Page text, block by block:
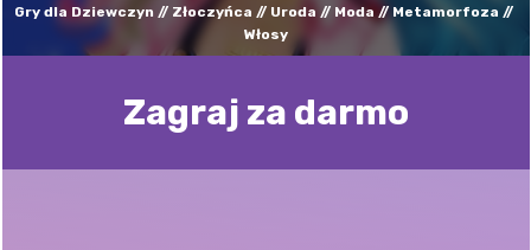
Gry dla Dziewczyn Złoczyńca Uroda Moda
Metamorfoza
Włosy
Zagraj za darmo